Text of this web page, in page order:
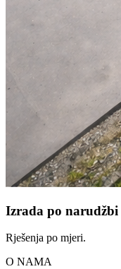
Izrada po narudžbi
Rješenja po mjeri.
O NAMA